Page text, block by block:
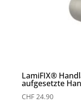
LamiFIX®
aufgesetzte
CHF24.90